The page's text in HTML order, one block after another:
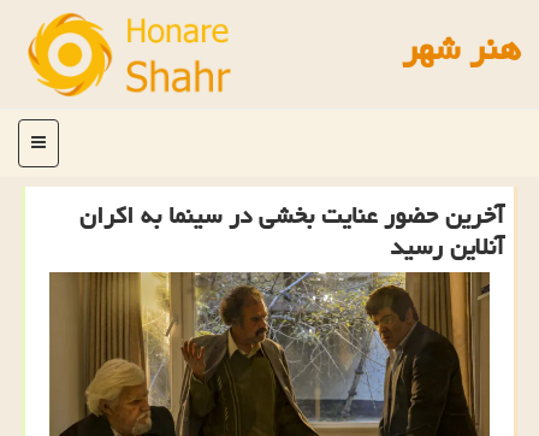
هنر شهر
منو
آخرین حضور عنایت بخشی در سینما به اکران
آنلاین رسید